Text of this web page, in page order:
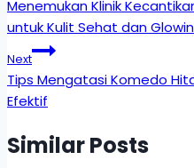
Menemukan Klinik
untuk Kulit Sehat dan
Next
Tips Mengatasi Komedo
Efektif
Similar Posts